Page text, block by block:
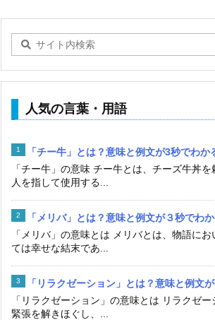
人気の言葉・用語
「チー牛」とは？意味と例文が3秒でわか
「チー牛」の意味 チー牛とは、チーズ牛丼
人を指して使用する...
「メリバ」とは？意味と例文が３秒でわか
「メリバ」の意味とは メリバとは、物語に
ては幸せな結末であ...
「リラクゼーション」とは？意味と例文
「リラクゼーション」の意味とは リラクゼ
緊張を解きほぐし、...